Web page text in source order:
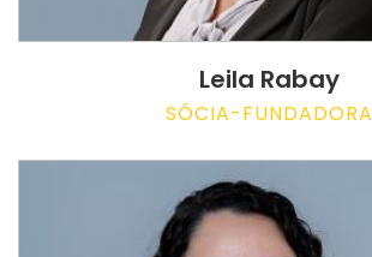
Leila Rabay
SÓCIA-FUNDADORA